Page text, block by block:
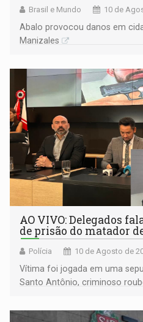
Brasil e Mundo 10 de
Abalo provocou danos em
Manizales
AO VIVO: Delegados
de prisão do matador
Polícia 10 de Agosto de
Vítima foi jogada em uma
Santo Antônio, criminoso